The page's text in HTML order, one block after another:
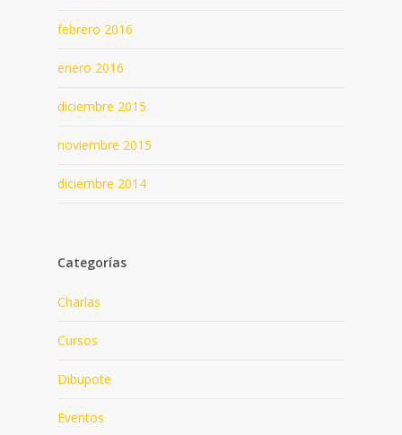
febrero 2016
enero 2016
diciembre 2015
noviembre 2015
diciembre 2014
Categorías
Charlas
Cursos
Dibupote
Eventos